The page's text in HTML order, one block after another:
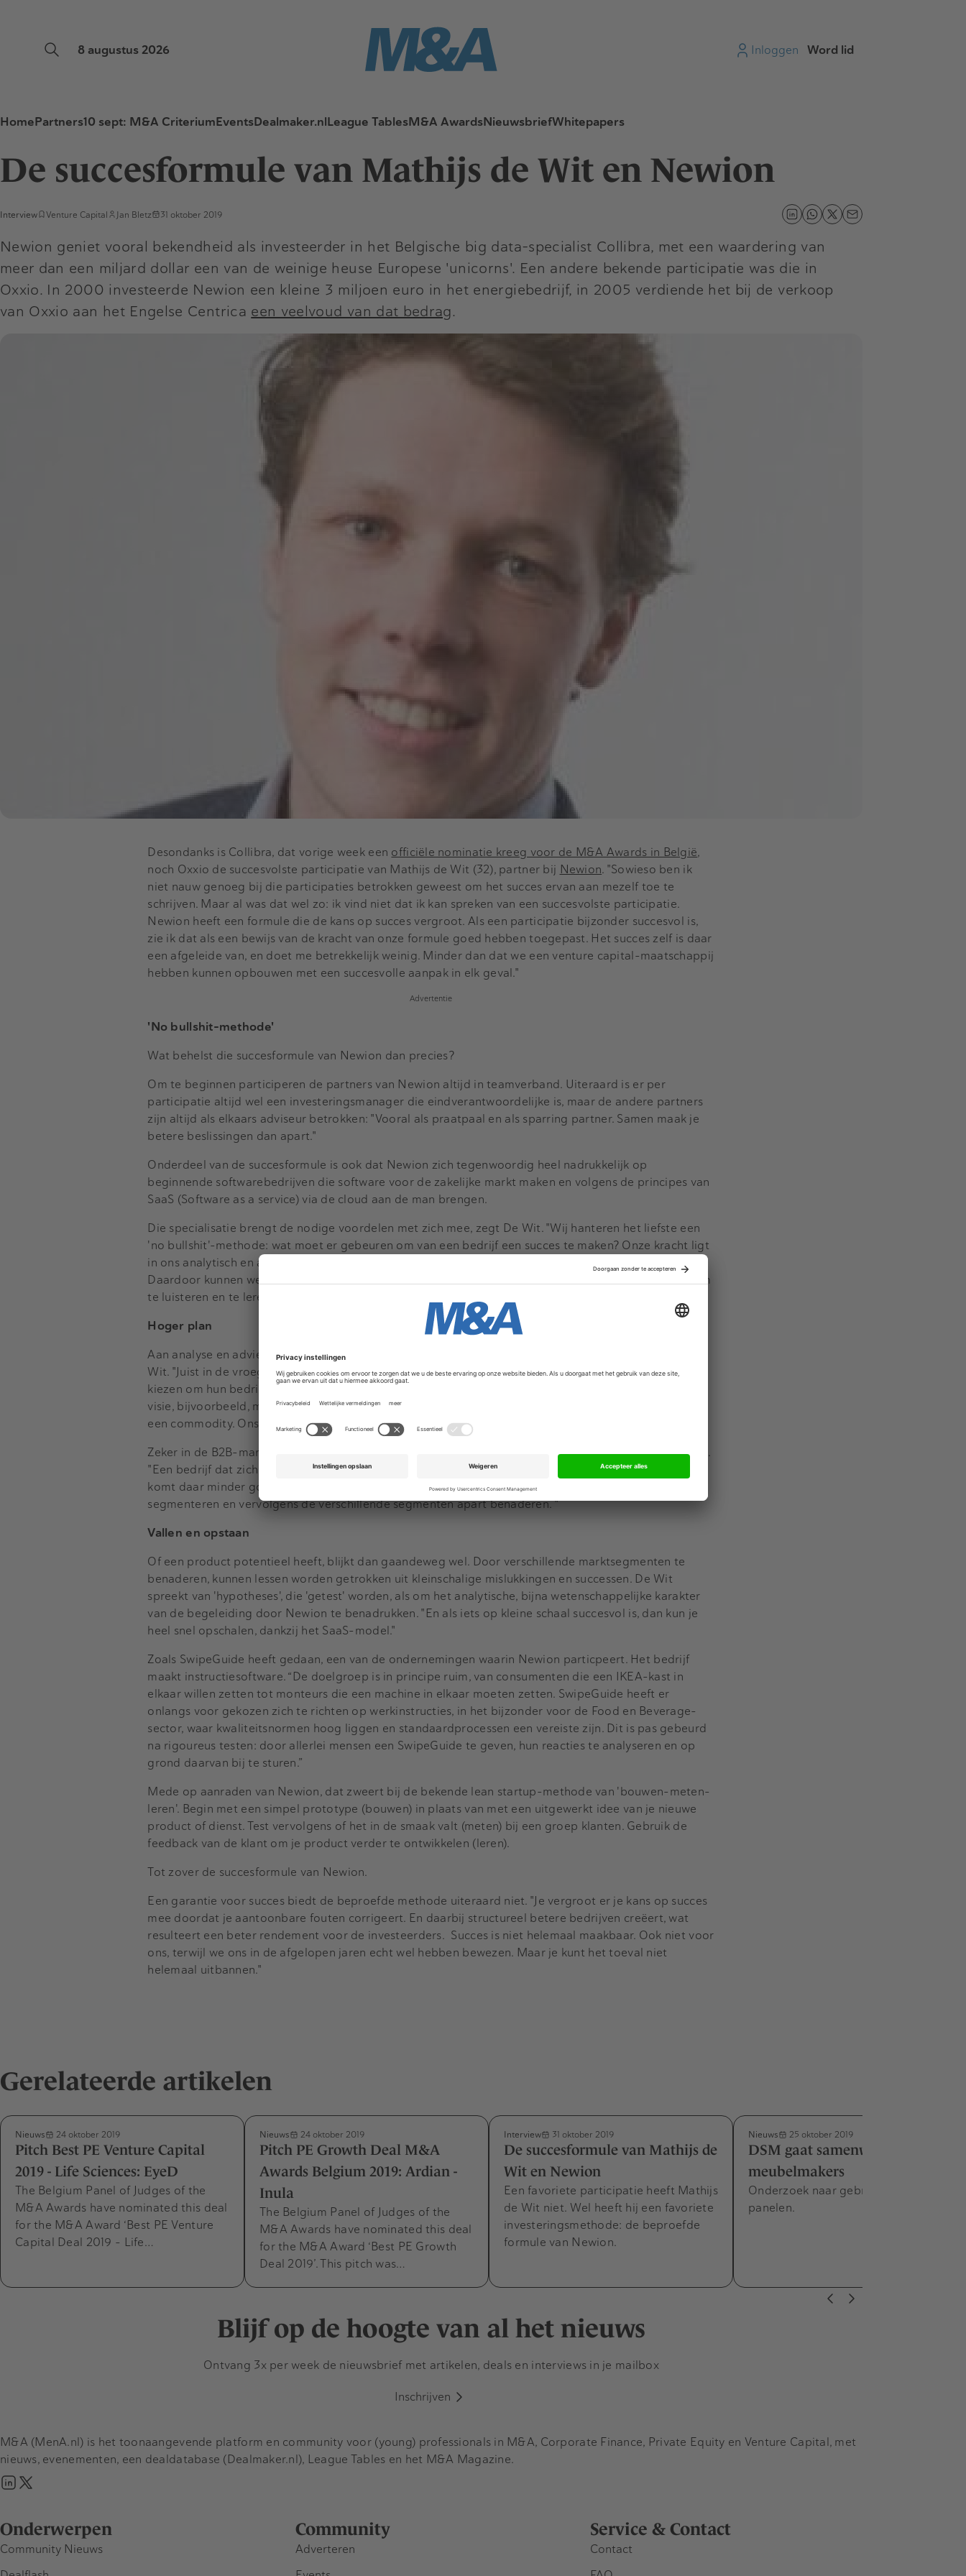
8 augustus 2026 Inloggen Word lid
HomePartners10 sept: M&A CriteriumEventsDealmaker.nlLeague TablesM&A AwardsNieuwsbriefWhitepapers
De succesformule van Mathijs de Wit en Newion
Interview Venture Capital Jan Bletz 31 oktober 2019
Newion geniet vooral bekendheid als investeerder in het Belgische big data-specialist Collibra, met een waardering van
meer dan een miljard dollar een van de weinige heuse Europese 'unicorns'. Een andere bekende participatie was die in
Oxxio. In 2000 investeerde Newion een kleine 3 miljoen euro in het energiebedrijf, in 2005 verdiende het bij de verkoop
van Oxxio aan het Engelse Centrica een veelvoud van dat bedrag.
Desondanks is Collibra, dat vorige week een officiële nominatie kreeg voor de M&A Awards in België,
noch Oxxio de succesvolste participatie van Mathijs de Wit (32), partner bij Newion. "Sowieso ben ik
niet nauw genoeg bij die participaties betrokken geweest om het succes ervan aan mezelf toe te
schrijven. Maar al was dat wel zo: ik vind niet dat ik kan spreken van een succesvolste participatie.
Newion heeft een formule die de kans op succes vergroot. Als een participatie bijzonder succesvol is,
zie ik dat als een bewijs van de kracht van onze formule goed hebben toegepast. Het succes zelf is daar
een afgeleide van, en doet me betrekkelijk weinig. Minder dan dat we een venture capital-maatschappij
hebben kunnen opbouwen met een succesvolle aanpak in elk geval."
Advertentie
'No bullshit-methode'
Wat behelst die succesformule van Newion dan precies?
Om te beginnen participeren de partners van Newion altijd in teamverband. Uiteraard is er per
participatie altijd wel een investeringsmanager die eindverantwoordelijke is, maar de andere partners
zijn altijd als elkaars adviseur betrokken: "Vooral als praatpaal en als sparring partner. Samen maak je
betere beslissingen dan apart."
Onderdeel van de succesformule is ook dat Newion zich tegenwoordig heel nadrukkelijk op
beginnende softwarebedrijven die software voor de zakelijke markt maken en volgens de principes van
SaaS (Software as a service) via de cloud aan de man brengen.
Die specialisatie brengt de nodige voordelen met zich mee, zegt De Wit. "Wij hanteren het liefste een
'no bullshit'-methode: wat moet er gebeuren om van een bedrijf een succes te maken? Onze kracht ligt
in ons analytisch en adviserend vermogen en product- en marktkennis als het gaat om B2B-software.
Daardoor kunnen we als klankbord van de ondernemer optreden. Uiteraard moet hij wel bereid zijn om
te luisteren en te leren. Mocht hij dat niet zijn, zullen we niet in hem geïnteresseerd zijn."
Hoger plan
Aan analyse en advies hebben vooral bedrijven die nog in een vroege fase zitten behoefte, aldus De
Wit. "Juist in de vroege fase zijn ondernemers vaak enorm gebaat bij een gestructureerde aanpak te
kiezen om hun bedrijf op een hoger plan te brengen. Andere zaken zijn natuurlijk ook belangrijk. Een
visie, bijvoorbeeld, maar die heeft een goede ondernemer." En geld? "Ook belangrijk, maar geld is toch
een commodity. Ons analytisch vermogen niet."
Zeker in de B2B-markt zijn een analytische vermogen en een gestructureerde groeistrategie belangrijk.
"Een bedrijf dat zich op consumenten richt, moet het grotendeels hebben van marketing. Onze kracht
komt daar minder goed tot zijn recht. In de B2B-markt wel, want daar kun je veel makkelijker
segmenteren en vervolgens de verschillende segmenten apart benaderen. "
Vallen en opstaan
Of een product potentieel heeft, blijkt dan gaandeweg wel. Door verschillende marktsegmenten te
benaderen, kunnen lessen worden getrokken uit kleinschalige mislukkingen en successen. De Wit
spreekt van 'hypotheses', die 'getest' worden, als om het analytische, bijna wetenschappelijke karakter
van de begeleiding door Newion te benadrukken. "En als iets op kleine schaal succesvol is, dan kun je
heel snel opschalen, dankzij het SaaS-model."
Zoals SwipeGuide heeft gedaan, een van de ondernemingen waarin Newion particpeert. Het bedrijf
maakt instructiesoftware. “De doelgroep is in principe ruim, van consumenten die een IKEA-kast in
elkaar willen zetten tot monteurs die een machine in elkaar moeten zetten. SwipeGuide heeft er
onlangs voor gekozen zich te richten op werkinstructies, in het bijzonder voor de Food en Beverage-
sector, waar kwaliteitsnormen hoog liggen en standaardprocessen een vereiste zijn. Dit is pas gebeurd
na rigoureus testen: door allerlei mensen een SwipeGuide te geven, hun reacties te analyseren en op
grond daarvan bij te sturen.”
Mede op aanraden van Newion, dat zweert bij de bekende lean startup-methode van 'bouwen-meten-
leren'. Begin met een simpel prototype (bouwen) in plaats van met een uitgewerkt idee van je nieuwe
product of dienst. Test vervolgens of het in de smaak valt (meten) bij een groep klanten. Gebruik de
feedback van de klant om je product verder te ontwikkelen (leren).
Tot zover de succesformule van Newion.
Een garantie voor succes biedt de beproefde methode uiteraard niet. "Je vergroot er je kans op succes
mee doordat je aantoonbare fouten corrigeert. En daarbij structureel betere bedrijven creëert, wat
resulteert een beter rendement voor de investeerders. Succes is niet helemaal maakbaar. Ook niet voor
ons, terwijl we ons in de afgelopen jaren echt wel hebben bewezen. Maar je kunt het toeval niet
helemaal uitbannen."
Gerelateerde artikelen
Nieuws 24 oktober 2019
Pitch Best PE Venture Capital
2019 - Life Sciences: EyeD
The Belgium Panel of Judges of the
M&A Awards have nominated this deal
for the M&A Award ‘Best PE Venture
Capital Deal 2019 - Life…
Nieuws 24 oktober 2019
Pitch PE Growth Deal M&A
Awards Belgium 2019: Ardian -
Inula
The Belgium Panel of Judges of the
M&A Awards have nominated this deal
for the M&A Award ‘Best PE Growth
Deal 2019’. This pitch was…
Interview 31 oktober 2019
De succesformule van Mathijs de
Wit en Newion
Een favoriete participatie heeft Mathijs
de Wit niet. Wel heeft hij een favoriete
investeringsmethode: de beproefde
formule van Newion.
Nieuws 25 oktober 2019
DSM gaat samenwerken met
meubelmakers
Onderzoek naar gebruik circulaire
panelen.
Blijf op de hoogte van al het nieuws
Ontvang 3x per week de nieuwsbrief met artikelen, deals en interviews in je mailbox
Inschrijven
Onderwerpen
Community Nieuws
Community
Adverteren
Service & Contact
Contact
M&A (MenA.nl) is het toonaangevende platform en community voor (young) professionals in M&A, Corporate Finance, Private Equity en Venture Capital, met
nieuws, evenementen, een dealdatabase (Dealmaker.nl), League Tables en het M&A Magazine.